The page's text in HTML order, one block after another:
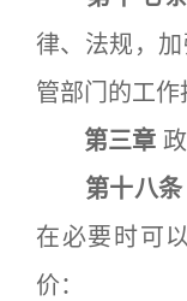
律、法规，
管部门的工作
第三章
第十八条
在必要时可
价：